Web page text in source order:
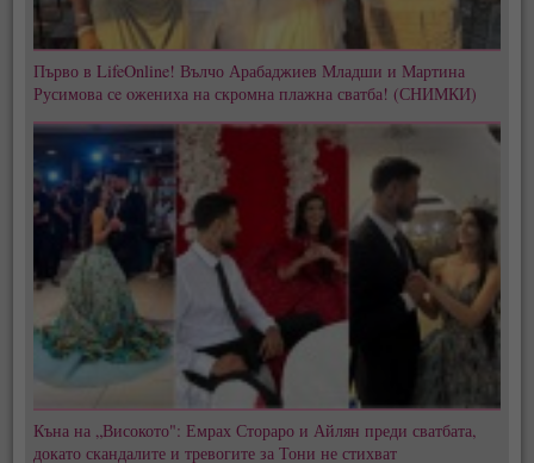
Първо в LifeOnline! Вълчо Арабаджиев Младши и Мартина
Русимова сe oжениха на скромна плажна сватба! (СНИМКИ)
Къна на „Високото": Емрах Стораро и Айлян преди сватбата,
докато скандалите и тревогите за Тони не стихват